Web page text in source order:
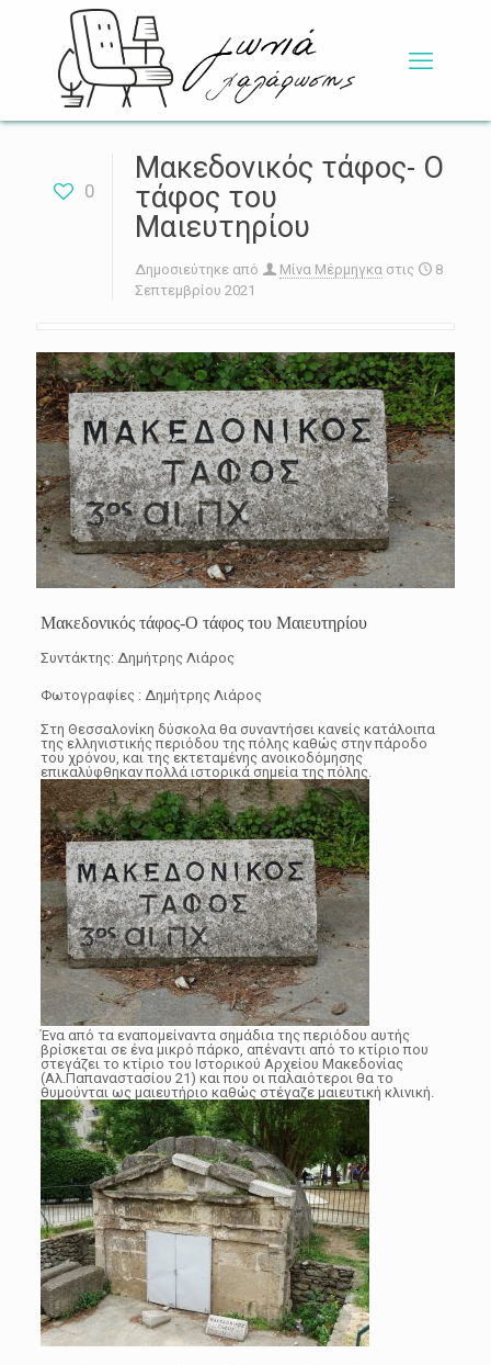
0
Μακεδονικός τάφος- Ο
τάφος του
Μαιευτηρίου
Δημοσιεύτηκε από Μίνα Μέρμηγκα στις
8
Σεπτεμβρίου 2021
Μακεδονικός τάφος-Ο τάφος του Μαιευτηρίου
Συντάκτης: Δημήτρης Λιάρος
Φωτογραφίες : Δημήτρης Λιάρος
Στη Θεσσαλονίκη δύσκολα θα συναντήσει κανείς κατάλοιπα
της ελληνιστικής περιόδου της πόλης καθώς στην πάροδο
του χρόνου, και της εκτεταμένης ανοικοδόμησης
επικαλύφθηκαν πολλά ιστορικά σημεία της πόλης.
Ένα από τα εναπομείναντα σημάδια της περιόδου αυτής
βρίσκεται σε ένα μικρό πάρκο, απέναντι από το κτίριο που
στεγάζει το κτίριο του Ιστορικού Αρχείου Μακεδονίας
(Αλ.Παπαναστασίου 21) και που οι παλαιότεροι θα το
θυμούνται ως μαιευτήριο καθώς στέγαζε μαιευτική κλινική.